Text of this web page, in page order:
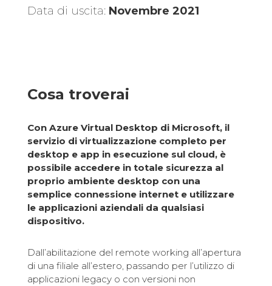
Data di uscita: Novembre 2021
Cosa troverai
Con Azure Virtual Desktop di Microsoft, il
servizio di virtualizzazione completo per
desktop e app in esecuzione sul cloud, è
possibile accedere in totale sicurezza al
proprio ambiente desktop con una
semplice connessione internet e utilizzare
le applicazioni aziendali da qualsiasi
dispositivo.
Dall’abilitazione del remote working all’apertura
di una filiale all’estero, passando per l’utilizzo di
applicazioni legacy o con versioni non